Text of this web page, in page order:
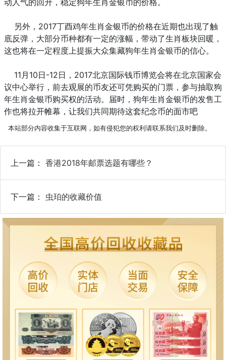
动人气的回升，稳定狗年生肖金银币的价格。
另外，2017丁酉鸡年生肖金银币的价格在近期也出现了触
底反弹，大部分币种都有一定的涨幅，带动了生肖板块回暖，
这也将在一定程度上提振大众集藏狗年生肖金银币的信心。
11月10日-12日，2017北京国际钱币博览会将在北京国家会
议中心举行，前去观展的币友还可凭购买的门票，参与抽取狗
年生肖金银币购买权的活动。届时，狗年生肖金银币的发售工
作也将拉开帷幕，让我们共同期待这套纪念币的面市吧
本站部分内容收集于互联网，如有侵犯您的权利请联系我们及时删除。
上一篇： 香港2018年邮票选题有哪些？
下一篇： 虫珀的收藏价值